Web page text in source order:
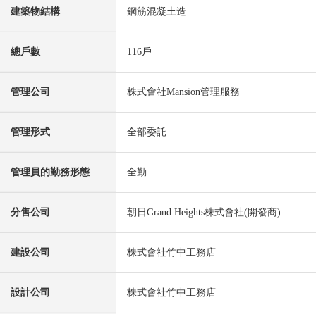
建築物結構 鋼筋混凝土造
總戶數 116戶
管理公司 株式會社Mansion管理服務
管理形式 全部委託
管理員的勤務形態 全勤
分售公司 朝日Grand Heights株式會社(開發商)
建設公司 株式會社竹中工務店
設計公司 株式會社竹中工務店